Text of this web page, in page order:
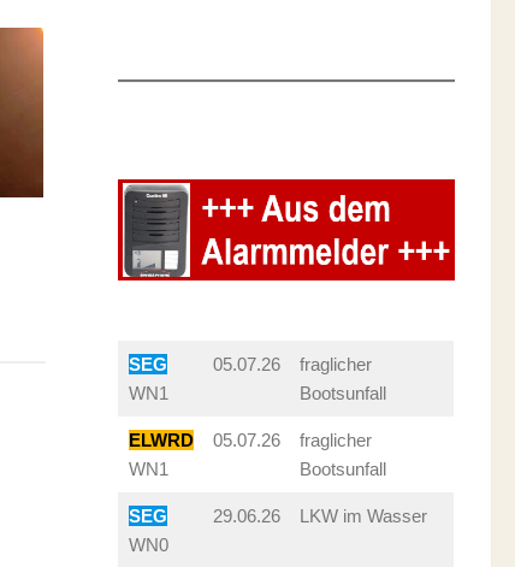
SEG
WN1
05.07.26
fraglicher
Bootsunfall
ELWRD
WN1
05.07.26
fraglicher
Bootsunfall
SEG
WN0
29.06.26 LKW im Wasser